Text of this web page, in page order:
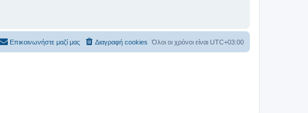
Όλοι οι χρόνοι είναι UTC+03:00
Διαγραφή cookies
Επικοινωνήστε μαζί μας